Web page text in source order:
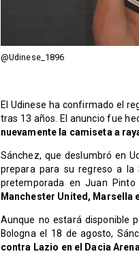
@Udinese_1896
El Udinese ha confirmado el
tras 13 años. El anuncio fue
nuevamente la camiseta a
Sánchez, que deslumbró en
prepara para su regreso a la
pretemporada en Juan
Manchester United, Marsella
Aunque no estará disponible
Bologna el 18 de agosto,
contra Lazio en el Dacia